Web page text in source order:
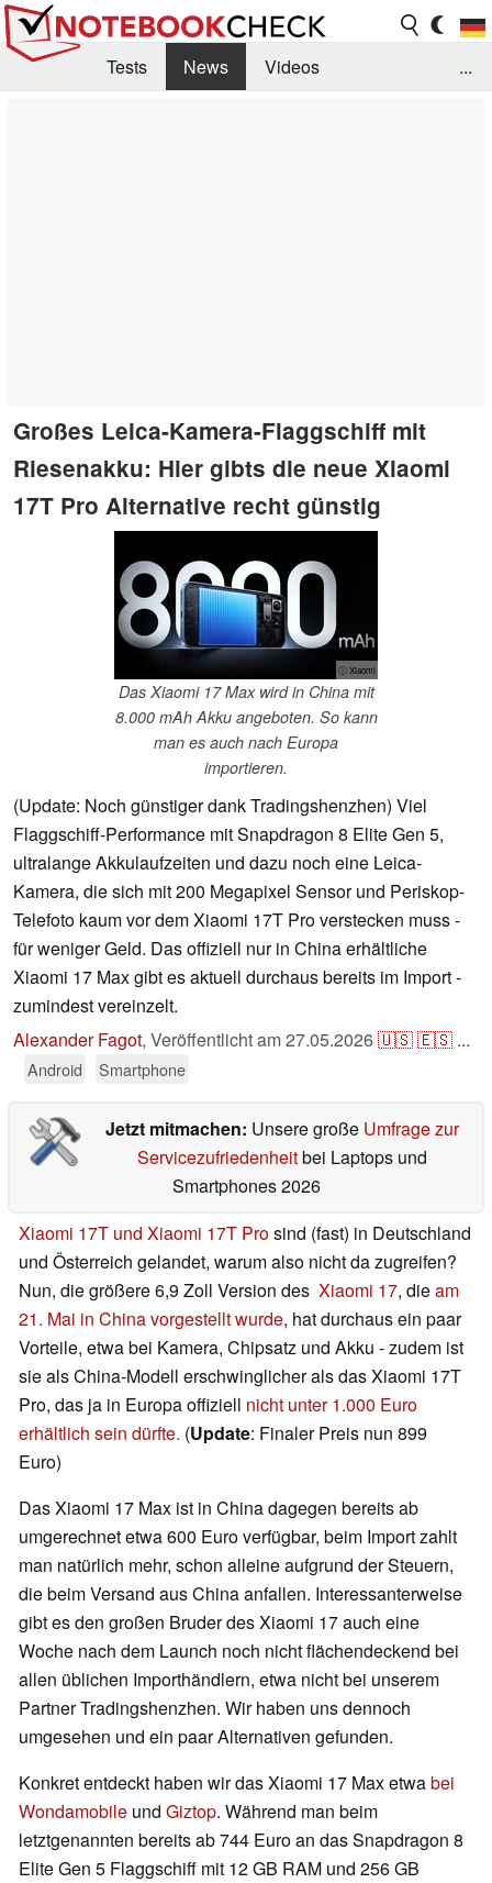
Tests News
Videos
...
Großes Leica-Kamera-Flaggschiff mit
Riesenakku: Hier gibts die neue Xiaomi
17T Pro Alternative recht günstig
ⓘ Xiaomi
Das Xiaomi 17 Max wird in China mit
8.000 mAh Akku angeboten. So kann
man es auch nach Europa
importieren.
(Update: Noch günstiger dank Tradingshenzhen) Viel
Flaggschiff-Performance mit Snapdragon 8 Elite Gen 5,
ultralange Akkulaufzeiten und dazu noch eine Leica-
Kamera, die sich mit 200 Megapixel Sensor und Periskop-
Telefoto kaum vor dem Xiaomi 17T Pro verstecken muss -
für weniger Geld. Das offiziell nur in China erhältliche
Xiaomi 17 Max gibt es aktuell durchaus bereits im Import -
zumindest vereinzelt.
Alexander Fagot, Veröffentlicht am27.05.2026🇺🇸🇪🇸 ...
Android Smartphone
Jetzt mitmachen: Unsere große Umfrage zur
Servicezufriedenheitbei Laptops und
Smartphones 2026
Xiaomi 17T und Xiaomi 17T Prosind (fast) in Deutschland
und Österreich gelandet, warum also nicht da zugreifen?
Nun, die größere 6,9 Zoll Version des Xiaomi 17, dieam
21. Mai in China vorgestellt wurde, hat durchaus ein paar
Vorteile, etwa bei Kamera, Chipsatz und Akku - zudem ist
sie als China-Modell erschwinglicher als das Xiaomi 17T
Pro, das ja in Europa offiziell nicht unter 1.000 Euro
erhältlich sein dürfte. (Update: Finaler Preis nun 899
Euro)
Das Xiaomi 17 Max ist in China dagegen bereits ab
umgerechnet etwa 600 Euro verfügbar, beim Import zahlt
man natürlich mehr, schon alleine aufgrund der Steuern,
die beim Versand aus China anfallen. Interessanterweise
gibt es den großen Bruder des Xiaomi 17 auch eine
Woche nach dem Launch noch nicht flächendeckend bei
allen üblichen Importhändlern, etwa nicht bei unserem
Partner Tradingshenzhen. Wir haben uns dennoch
umgesehen und ein paar Alternativen gefunden.
Konkret entdeckt haben wir das Xiaomi 17 Max etwabei
Wondamobile und Giztop. Während man beim
letztgenannten bereits ab 744 Euro an das Snapdragon 8
Elite Gen 5 Flaggschiff mit 12 GB RAM und 256 GB